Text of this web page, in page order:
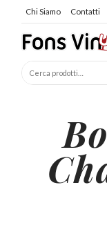
Chi Siamo Contatti